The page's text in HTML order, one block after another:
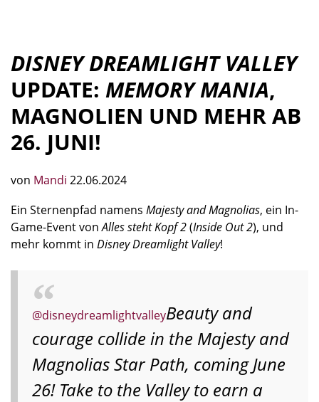
DISNEY DREAMLIGHT VALLEY
UPDATE: MEMORY MANIA,
MAGNOLIEN UND MEHR AB
26. JUNI!
von Mandi 22.06.2024
Ein Sternenpfad namens Majesty and Magnolias, ein In-
Game-Event vonAlles steht Kopf 2(Inside Out 2), und
mehr kommt in Disney Dreamlight Valley!
@disneydreamlightvalleyBeauty and
courage collide in the Majesty and
Magnolias Star Path, coming June
26! Take to the Valley to earn a